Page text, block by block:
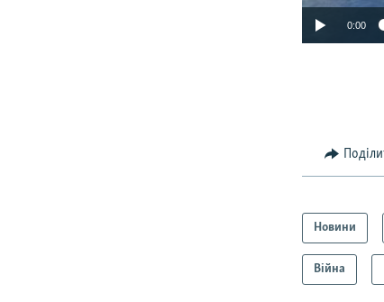
0:00
Новини
Війна